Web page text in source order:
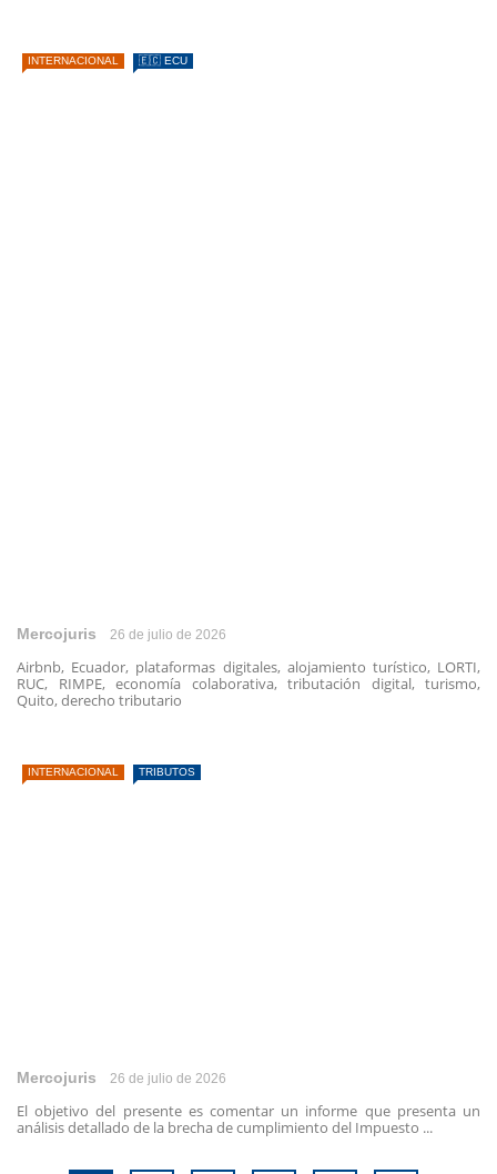
INTERNACIONAL 🇪🇨 ECU
Mercojuris 26 de julio de 2026
Airbnb, Ecuador, plataformas digitales, alojamiento turístico, LORTI,
RUC, RIMPE, economía colaborativa, tributación digital, turismo,
Quito, derecho tributario
INTERNACIONAL TRIBUTOS
Mercojuris 26 de julio de 2026
El objetivo del presente es comentar un informe que presenta un
análisis detallado de la brecha de cumplimiento del Impuesto ...